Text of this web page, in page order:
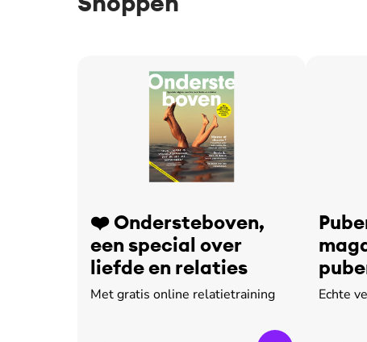
❤️ Ondersteboven,
een special over
liefde en relaties
Met gratis online relatietraining
leed
Echte